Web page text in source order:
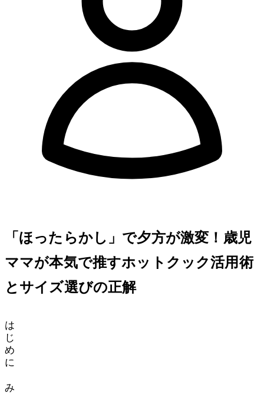
「ほったらかし」で夕方が激変！3歳児
ママが本気で推すホットクック活用術
とサイズ選びの正解
は
じ
め
に
み